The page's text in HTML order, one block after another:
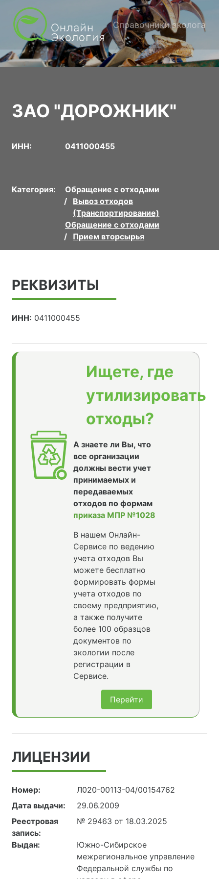
Справочники эколога
ЗАО "ДОРОЖНИК"
ИНН: 0411000455
Категория:
Обращение с отходами
Вывоз отходов
(Транспортирование)
Обращение с отходами
Прием вторсырья
РЕКВИЗИТЫ
ИНН: 0411000455
Ищете, где
утилизировать
отходы?
А знаете ли Вы, что
все организации
должны вести учет
принимаемых и
передаваемых
отходов по формам
приказа МПР №1028
В нашем Онлайн-
Сервисе по ведению
учета отходов Вы
можете бесплатно
формировать формы
учета отходов по
своему предприятию,
а также получите
более 100 образцов
документов по
экологии после
регистрации в
Сервисе.
Перейти
ЛИЦЕНЗИИ
Номер:
Л020-00113-04/00154762
Дата выдачи:
29.06.2009
Реестровая
запись:
№ 29463 от 18.03.2025
Выдан:
Южно-Сибирское
межрегиональное управление
Федеральной службы по